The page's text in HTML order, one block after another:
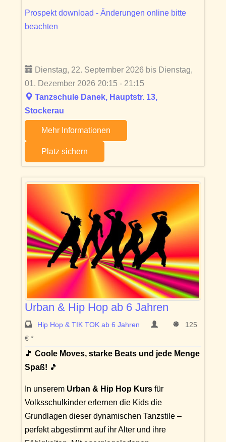
Prospekt download - Änderungen online bitte
beachten
Dienstag, 22. September 2026 bis Dienstag,
01. Dezember 2026 20:15 - 21:15
Tanzschule Danek, Hauptstr. 13,
Stockerau
Mehr Informationen
Platz sichern
Urban & Hip Hop ab 6 Jahren
Hip Hop & TIK TOK ab 6 Jahren
125
€ *
🎵 Coole Moves, starke Beats und jede Menge
Spaß! 🎵
In unserem Urban & Hip Hop Kurs für
Volksschulkinder erlernen die Kids die
Grundlagen dieser dynamischen Tanzstile –
perfekt abgestimmt auf ihr Alter und ihre